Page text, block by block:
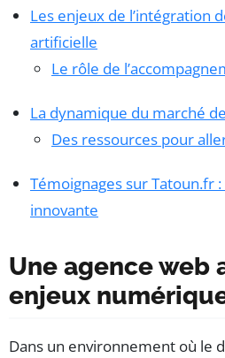
Les enjeux de l’intégration
artificielle
Le rôle de
La dynamique du marché
Des ressources pour
Témoignages sur Tatoun.fr
innovante
Une agence web
enjeux
Dans un environnement où le